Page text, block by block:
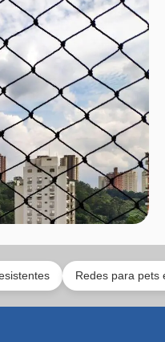
Redes para pets e toda a